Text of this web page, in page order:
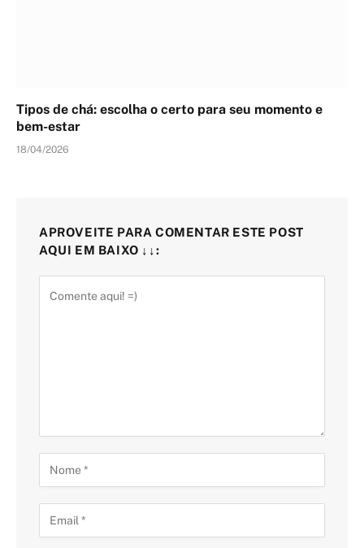
Tipos de chá: escolha o certo para seu momento e
bem-estar
18/04/2026
APROVEITE PARA COMENTAR ESTE POST
AQUI EM BAIXO ↓↓: